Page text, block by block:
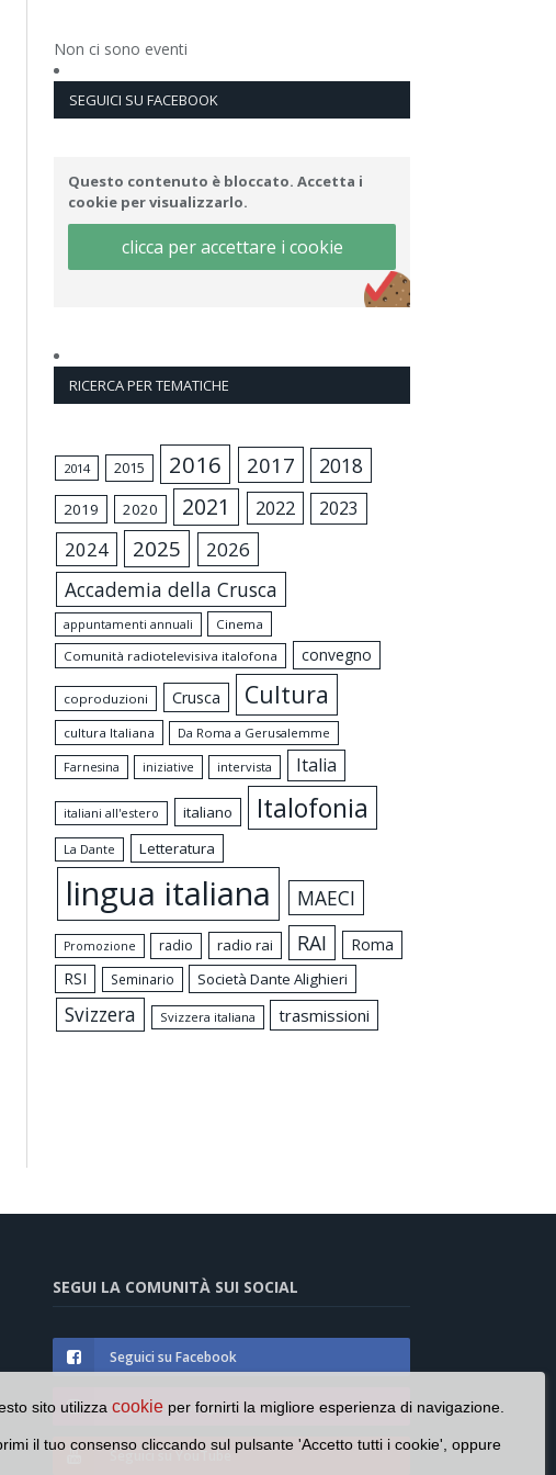
Non ci sono eventi
SEGUICI SU FACEBOOK
Questo contenuto è bloccato. Accetta i
cookie per visualizzarlo.
clicca per accettare i cookie
RICERCA PER TEMATICHE
2014 2015 2016 2017 2018
2019 2020 2021 2022 2023
2024 2025 2026
Accademia della Crusca
appuntamenti annuali
Cinema
Comunità radiotelevisiva italofona
convegno
coproduzioni Crusca Cultura
cultura Italiana Da Roma a Gerusalemme
Farnesina iniziative intervista Italia
italiani all'estero italiano Italofonia
La Dante Letteratura
lingua italiana MAECI
Promozione radio radio rai RAI
Roma
RSI
Seminario Società Dante Alighieri
Svizzera Svizzera italiana trasmissioni
SEGUI LA COMUNITÀ SUI SOCIAL
Seguici su Facebook
Seguici su Instagram
Seguici su YouTube
sito utilizzacookie per fornirti la migliore esperienza di navigazione.
il tuo consenso cliccando sul pulsante 'Accetto tutti i cookie', oppure